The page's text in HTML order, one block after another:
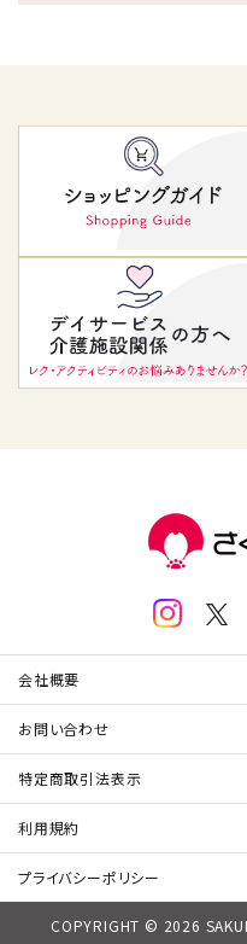
会社概要
お問い合わせ
特定商取引法表示
利用規約
プライバシーポリシー
COPYRIGHT © 2026